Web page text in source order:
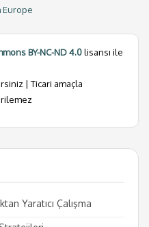
BY-NC-ND 4.0lisansı ile
| Ticari amaçla
Yaratıcı Çalışma